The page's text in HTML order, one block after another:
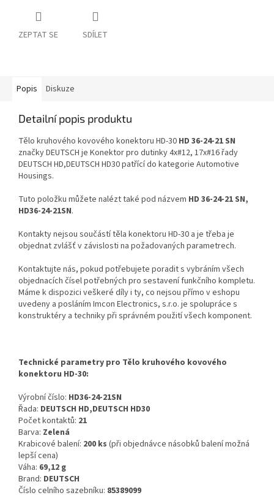
ZEPTAT SE SDÍLET
Popis Diskuze
Detailní popis produktu
Tělo kruhového kovového konektoru HD-30 HD 36-24-21 SN
značky DEUTSCH je Konektor pro dutinky 4x#12, 17x#16 řady
DEUTSCH HD,DEUTSCH HD30 patřící do kategorie Automotive
Housings.
Tuto položku můžete nalézt také pod názvem HD 36-24-21 SN,
HD36-24-21SN.
Kontakty nejsou součástí těla konektoru HD-30 a je třeba je
objednat zvlášť v závislosti na požadovaných parametrech.
Kontaktujte nás, pokud potřebujete poradit s vybráním všech
objednacích čísel potřebných pro sestavení funkčního kompletu.
Máme k dispozici veškeré díly i ty, co nejsou přímo v eshopu
uvedeny a posláním Imcon Electronics, s.r.o. je spolupráce s
konstruktéry a techniky při správném použití všech komponent.
Technické parametry pro Tělo kruhového kovového
konektoru HD-30:
Výrobní číslo: HD36-24-21SN
Řada: DEUTSCH HD,DEUTSCH HD30
Počet kontaktů: 21
Barva: Zelená
Krabicové balení: 200 ks (při objednávce násobků balení možná
lepší cena)
Váha: 69,12 g
Brand: DEUTSCH
Číslo celního sazebníku: 85389099